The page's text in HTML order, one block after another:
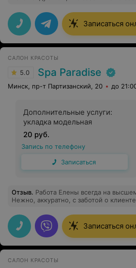
Записаться
САЛОН КРАСОТЫ
5.0 Spa Paradise
Минск, пр-т Партизанский, 20 до
Дополнительные услуги:
укладка модельная
20 руб.
Запись по телефону
Записаться
Отзыв. Работа Елены всегда на
Нежно, аккуратно, с заботой о
Записаться
САЛОН КРАСОТЫ